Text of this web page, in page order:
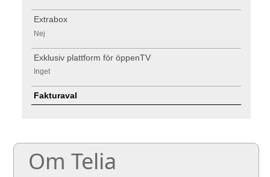
Extrabox
Nej
Exklusiv plattform för öppenTV
Inget
Fakturaval
Om Telia